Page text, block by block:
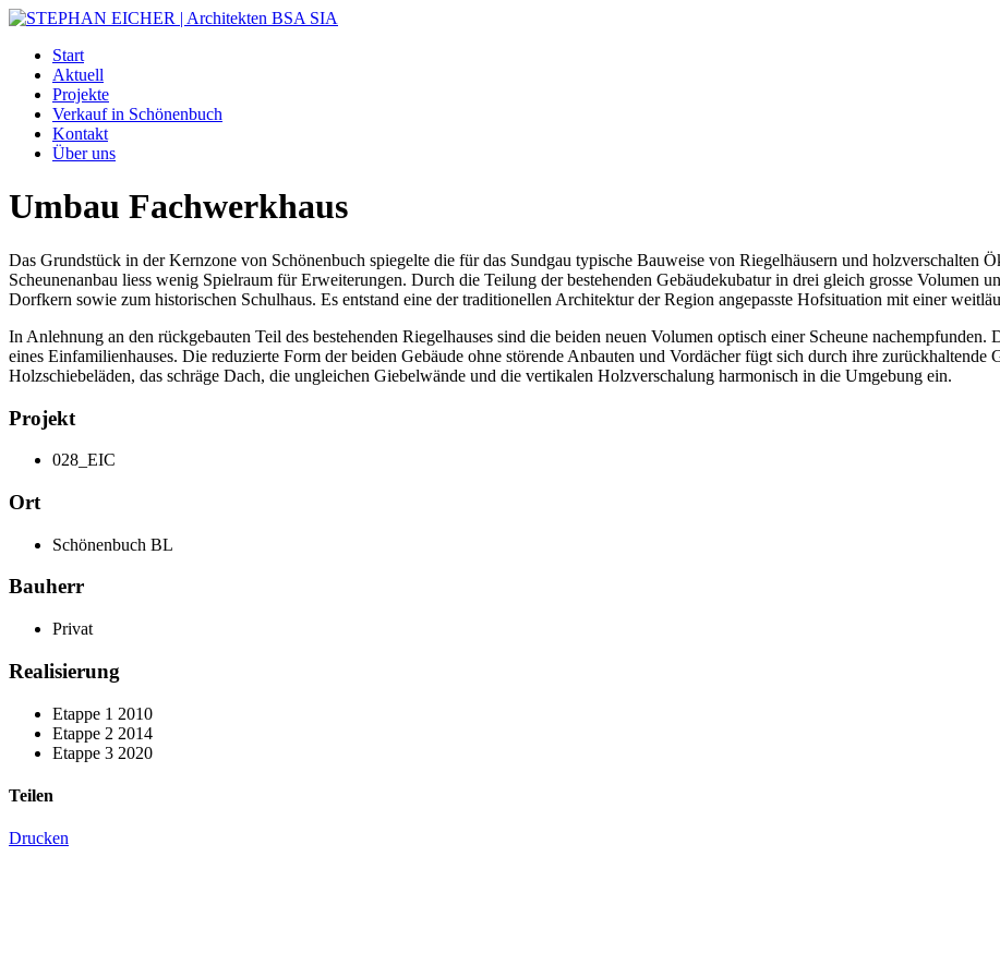
Start
Aktuell
Projekte
Verkauf in Schönenbuch
Kontakt
Über uns
Umbau Fachwerkhaus
Das Grundstück in der Kernzone von Schönenbuch spiegelte die für das Sundgau typische Bauweise von Riegelhäusern und holzverschalten
Scheunenanbau liess wenig Spielraum für Erweiterungen. Durch die Teilung der bestehenden Gebäudekubatur in drei gleich grosse Volumen
Dorfkern sowie zum historischen Schulhaus. Es entstand eine der traditionellen Architektur der Region angepasste Hofsituation mit einer
In Anlehnung an den rückgebauten Teil des bestehenden Riegelhauses sind die beiden neuen Volumen optisch einer Scheune
eines Einfamilienhauses. Die reduzierte Form der beiden Gebäude ohne störende Anbauten und Vordächer fügt sich durch ihre zurückhaltende
Holzschiebeläden, das schräge Dach, die ungleichen Giebelwände und die vertikalen Holzverschalung harmonisch in die Umgebung ein.
Projekt
028_EIC
Ort
Schönenbuch BL
Bauherr
Privat
Realisierung
Etappe 1 2010
Etappe 2 2014
Etappe 3 2020
Teilen
Drucken